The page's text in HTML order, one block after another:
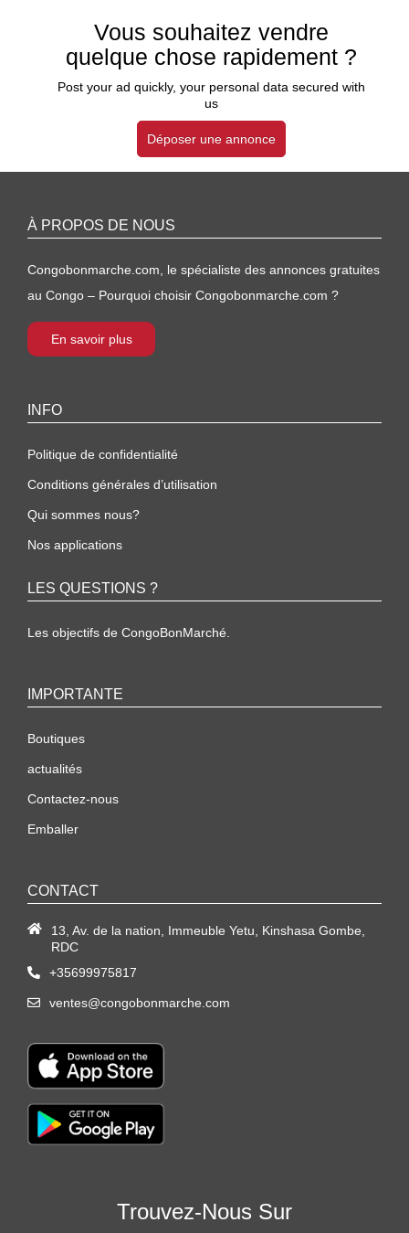
Vous souhaitez vendre
quelque chose rapidement ?
Post your ad quickly, your personal data secured with
us
Déposer une annonce
À PROPOS DE NOUS
Congobonmarche.com, le spécialiste des annonces gratuites
au Congo – Pourquoi choisir Congobonmarche.com ?
En savoir plus
INFO
Politique de confidentialité
Conditions générales d’utilisation
Qui sommes nous?
Nos applications
LES QUESTIONS ?
Les objectifs de CongoBonMarché.
IMPORTANTE
Boutiques
actualités
Contactez-nous
Emballer
CONTACT
13, Av. de la nation, Immeuble Yetu, Kinshasa Gombe,
RDC
+35699975817
ventes@congobonmarche.com
Trouvez-Nous Sur